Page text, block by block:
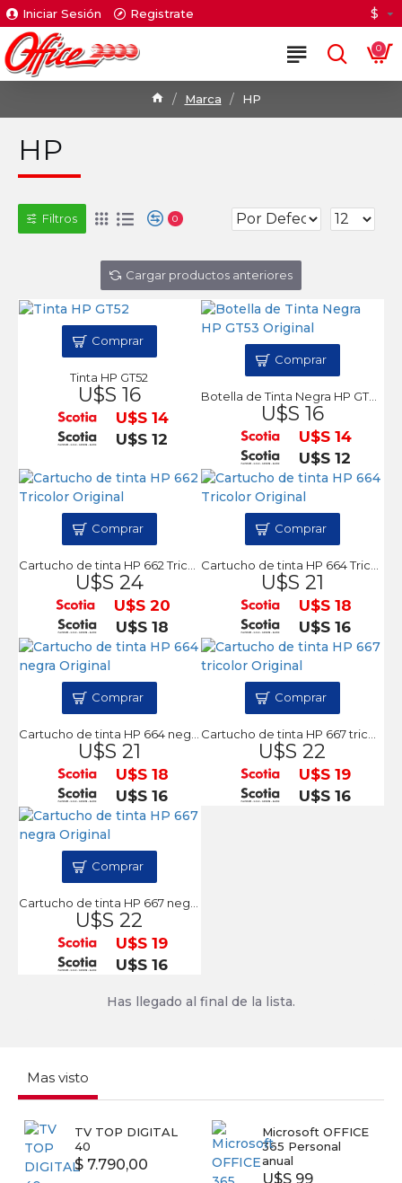
Iniciar Sesión Registrate $
0
Marca HP
HP
Filtros 0
Cargar productos anteriores
Tinta HP GT52
U$S 16
U$S 14
U$S 12
Comprar
Botella de Tinta Negra HP GT53 Original
U$S 16
U$S 14
U$S 12
Comprar
U$S 24
U$S 20
U$S 18
Comprar
U$S 21
U$S 18
U$S 16
Comprar
U$S 21
U$S 18
U$S 16
Comprar
U$S 22
U$S 19
U$S 16
Comprar
U$S 22
U$S 19
U$S 16
Comprar
Has llegado al final de la lista.
Mas visto
TV TOP DIGITAL
40
$ 7.790,00
Microsoft OFFICE
365 Personal
anual
U$S 99